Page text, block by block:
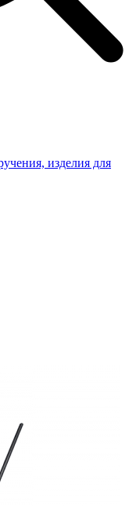
изделия для